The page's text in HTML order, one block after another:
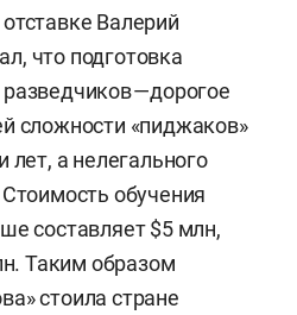
Валерий
что подготовка
— дорогое
сложности «пиджаков»
лет, а нелегального
обучения
составляет $5 млн,
Таким образом
стоила стране